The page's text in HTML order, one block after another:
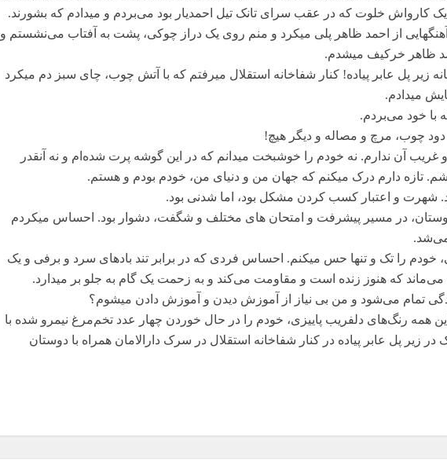
یک کارواش خلوت که در عقب سرای تانک تیل احمدیار بود می‌بردم و میدادم که بشورند.
از احمد ظاهر پلی میکرد و منم روی یک دراز چوکی، پشت به آفتاب می‌نشستم و
ظاهر خرکیف میشدم.
زیر پل عابر پیاده! کنار شفاخانه استقلال میرفتم که با آتش چوب، چای سبز دم میکرد
میدادم.
با خود می‌بردم.
دود چوب، مرچ و مصاله و دیگر هیچ!
غریب آن ندارم. نه خودم را خوشبخت میدانم که در این گوشه پرت شده‌ام و نه آنقدر
تازه دارم درک میکنم که جهان من و دنیای من، خودم بودم و هستم.
شهرت و اعتبار کسب کردن مشکل بود، اما شدنی بود.
در مسیر پیشرفت و امتحان های مختلف و شگفت، دشوار بود. احساس میکردم
می‌شد.
خودم را تک و تنها حس میکنم. احساس فردی که در برابر تند بادهای سرد و برفی و یک
که هنوز زنده است و مقاومت می‌کند و به زحمت یک گام به جلو بر میدارد.
تمام می‌شود و من بی نیاز از آموزش دیدن و آموزش دادن میشوم؟
این همه رنگ‌های دلفریب پاییزی، خودم را در حال خوردن چهار عدد تخم‌مرغ نیمرو شده با
زیر پل عابر پیاده در کنار شفاخانه استقلال در سرک دارالامان همراه با دوستان